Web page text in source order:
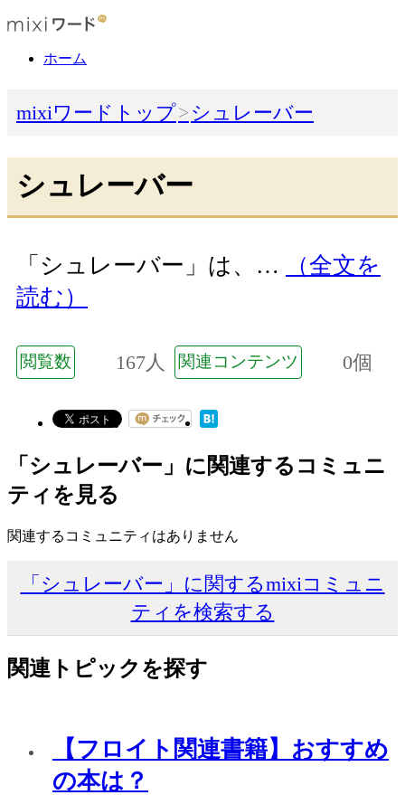
ホーム
mixiワードトップ シュレーバー
シュレーバー
「シュレーバー」は、…
（全文を
読む）
閲覧数 167人 関連コンテンツ 0個
「シュレーバー」に関連するコミュニ
ティを見る
関連するコミュニティはありません
「シュレーバー」に関するmixiコミュニ
ティを検索する
関連トピックを探す
【フロイト関連書籍】おすすめ
の本は？